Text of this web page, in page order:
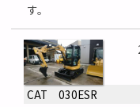
す。
CAT 030ESR